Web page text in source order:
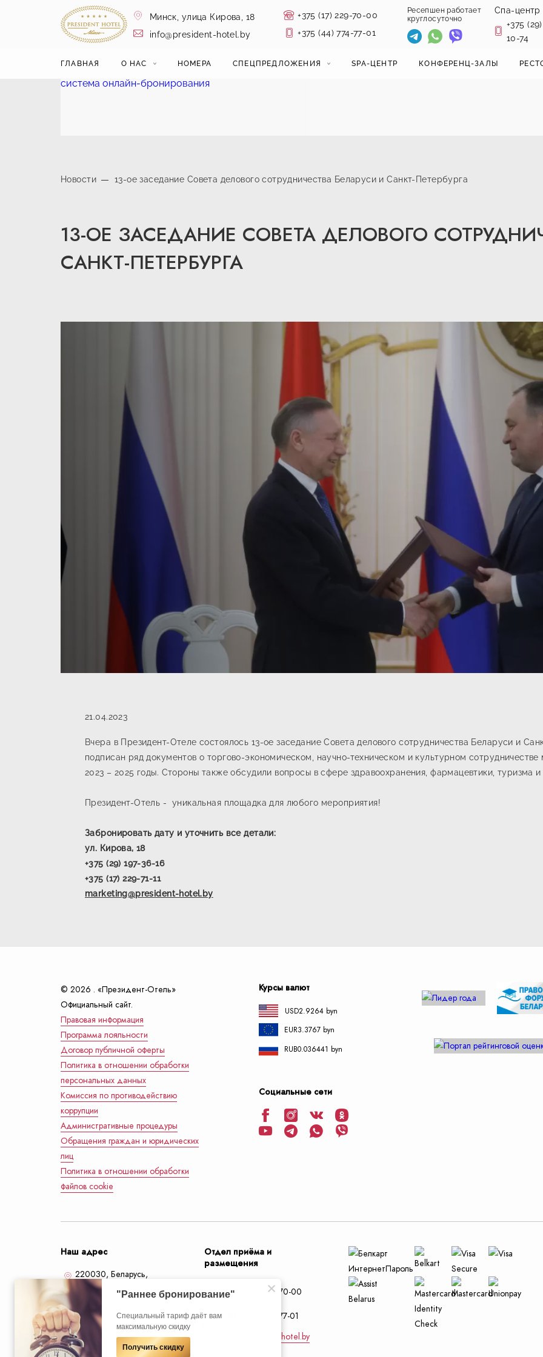
Минск, улица Кирова, 18
info@president-hotel.by
+375 (17) 229-70-00
+375 (44) 774-77-01
Ресепшен работает
круглосуточно
Спа-центр
+375
10-74
ГЛАВНАЯ О НАС НОМЕРА СПЕЦПРЕДЛОЖЕНИЯ SPA-ЦЕНТР КОНФЕРЕНЦ-ЗАЛЫ
система онлайн-бронирования
Новости 13-ое заседание Совета делового сотрудничества Беларуси и Санкт-Петербурга
13-ОЕ ЗАСЕДАНИЕ СОВЕТА ДЕЛОВОГО
САНКТ-ПЕТЕРБУРГА
21.04.2023
Вчера в Президент-Отеле состоялось 13-ое заседание Совета делового сотрудничества Беларуси и
подписан ряд документов о торгово-экономическом, научно-техническом и культурном
2023 – 2025 годы. Стороны также обсудили вопросы в сфере здравоохранения, фармацевтики, туризма и
Президент-Отель - уникальная площадка для любого мероприятия!
Забронировать дату и уточнить все детали:
ул. Кирова, 18
+375 (29) 197-36-16
+375 (17) 229-71-11
marketing@president-hotel.by
© 2026 . «Президент-Отель»
Официальный сайт.
Правовая информация
Программа лояльности
Договор публичной оферты
Политика в отношении обработки
персональных данных
Комиссия по противодействию
коррупции
Административные процедуры
Обращения граждан и юридических
лиц
Политика в отношении обработки
файлов cookie
Курсы валют
USD2.9264 byn
EUR3.3767 byn
RUB0.036441 byn
Социальные сети
Наш адрес
220030, Беларусь,
Минск,улица Кирова, 18
Отдел приёма и
размещения
+375 (17) 229-70-00
+375 (44) 774-77-01
info@president-hotel.by
Избавьтесь от стресса и напряжения:
попробуйте наш новый тариф на
проживание RELAX & SPA!
"Раннее бронирование"
Cпециальный тариф даёт вам
максимальную скидку
Получить скидку
Если Вы планируете длительную поездку в
Минск, то у нас для Вас есть специальное
предложение!
Скидка 45%
Избавьтесь от стресса и напряжения:
попробуйте наш новый тариф на
проживание RELAX & SPA!